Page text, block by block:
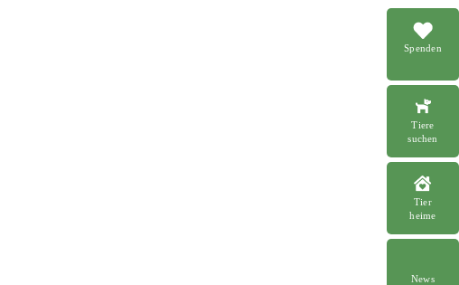
Spenden
Tiere
suchen
Tier
heime
News